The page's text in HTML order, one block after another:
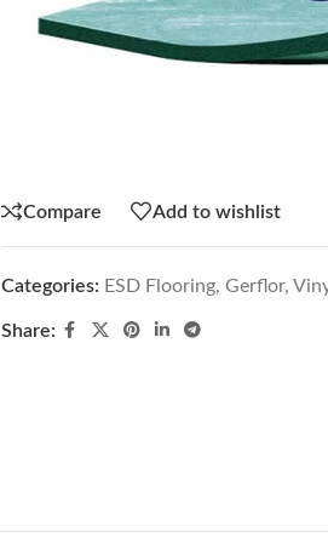
Compare Add to wishlist
Categories: ESD Flooring, Gerflor,
Share: